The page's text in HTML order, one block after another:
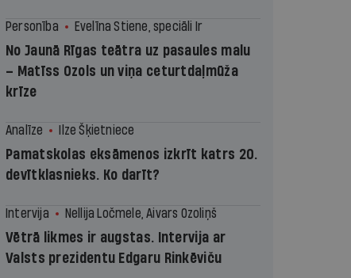
Personība Evelīna Stiene, speciāli Ir
No Jaunā Rīgas teātra uz pasaules malu
– Matīss Ozols un viņa ceturtdaļmūža
krīze
Analīze Ilze Šķietniece
Pamatskolas eksāmenos izkrīt katrs 20.
devītklasnieks. Ko darīt?
Intervija Nellija Ločmele, Aivars Ozoliņš
Vētrā likmes ir augstas. Intervija ar
Valsts prezidentu Edgaru Rinkēviču